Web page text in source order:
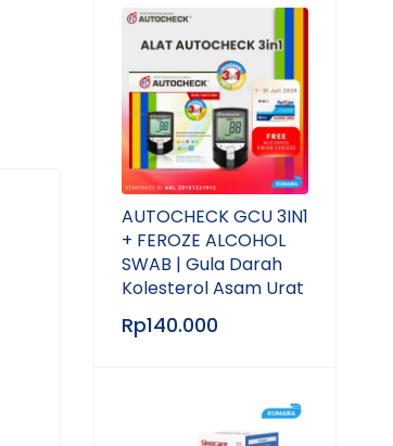
AUTOCHECK GCU 3IN1
+ FEROZE ALCOHOL
SWAB | Gula Darah
Kolesterol Asam Urat
Rp140.000